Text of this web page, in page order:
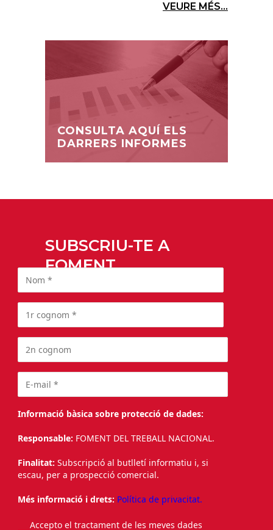
VEURE MÉS...
CONSULTA AQUÍ ELS
DARRERS INFORMES
SUBSCRIU-TE A
FOMENT
Informació bàsica sobre protecció de dades:
Responsable: FOMENT DEL TREBALL NACIONAL.
Finalitat: Subscripció al butlletí informatiu i, si
escau, per a prospecció comercial.
Més informació i drets: Política de privacitat.
Accepto el tractament de les meves dades